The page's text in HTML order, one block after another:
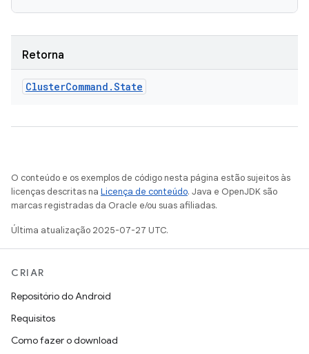
Retorna
ClusterCommand .State
O conteúdo e os exemplos de código nesta página estão sujeitos às
licenças descritas na Licença de conteúdo. Java e OpenJDK são
marcas registradas da Oracle e/ou suas afiliadas.
Última atualização 2025-07-27 UTC.
CRIAR
Repositório do Android
Requisitos
Como fazer o download